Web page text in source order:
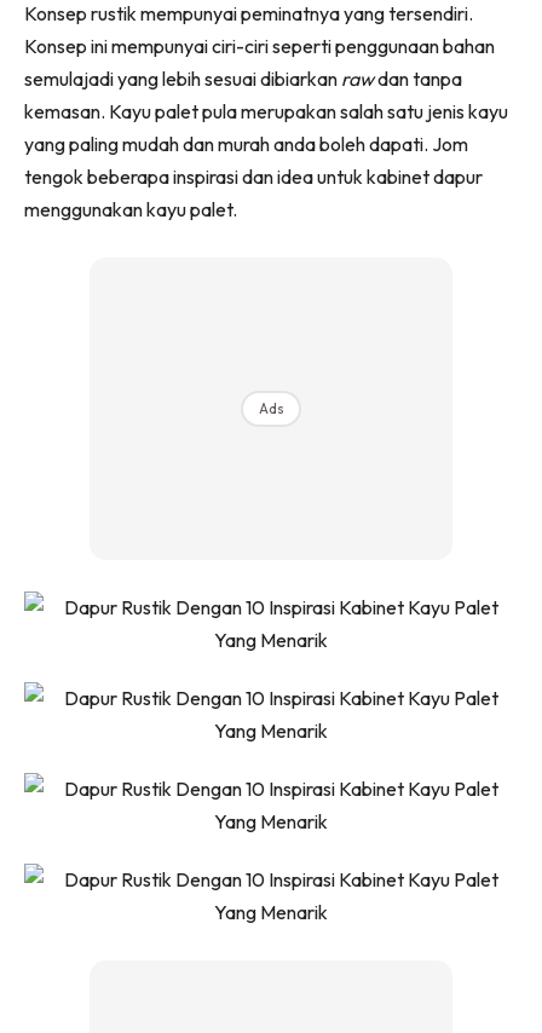
Menarik Lagi
Casa Impiana
Impiana Makeover
Makeover Ruang Selebriti
Casa Impiana
Impiana MakeOver
Sembang Dekor
Tip Impiana
Hub Ideaktiv
Konsep rustik mempunyai peminatnya yang tersendiri.
Konsep ini mempunyai ciri-ciri seperti penggunaan bahan
semulajadi yang lebih sesuai dibiarkan rawdan tanpa
kemasan. Kayu palet pula merupakan salah satu jenis kayu
yang paling mudah dan murah anda boleh dapati. Jom
tengok beberapa inspirasi dan idea untuk kabinet dapur
menggunakan kayu palet.
Ads